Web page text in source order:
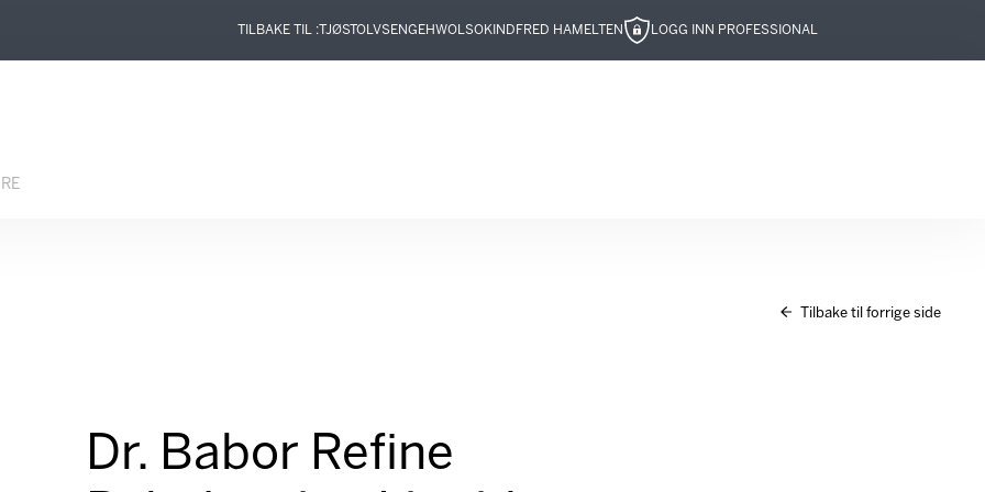
TILBAKE TIL : TJØSTOLVSENGEHWOL SOKIND FRED HAMELTEN LOGG INN PROFESSIONAL
Tilbake til forrige side
Dr. Babor Refine